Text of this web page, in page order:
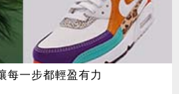
每一步都輕盈有力